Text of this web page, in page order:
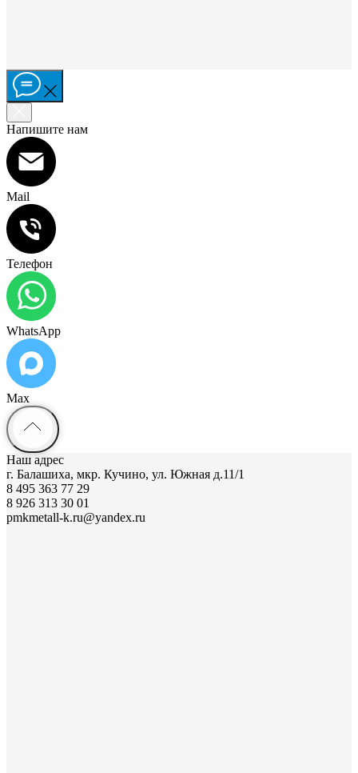
Напишите нам
Mail
Телефон
WhatsApp
Max
Наш адрес
г. Балашиха, мкр. Кучино, ул. Южная д.11/1
8 495 363 77 29
8 926 313 30 01
pmkmetall-k.ru@yandex.ru